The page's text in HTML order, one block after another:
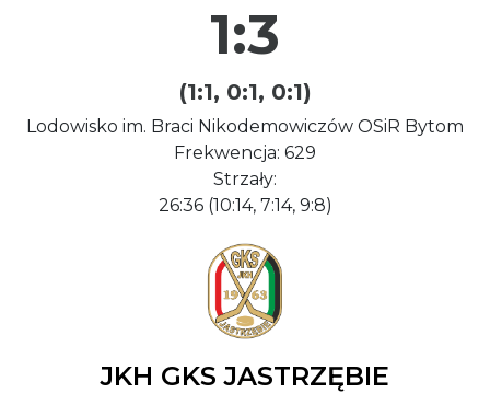
1:3
(1:1, 0:1, 0:1)
Lodowisko im. Braci Nikodemowiczów OSiR Bytom
Frekwencja: 629
Strzały:
26:36 (10:14, 7:14, 9:8)
JKH GKS JASTRZĘBIE